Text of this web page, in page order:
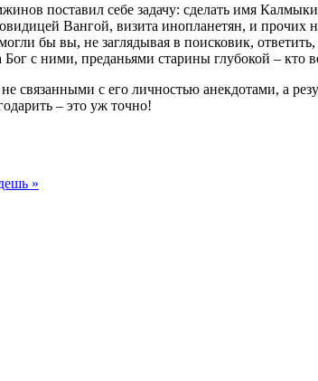
поставил себе задачу: сделать имя
Вангой, визита инопланетян, и прочих
бы вы, не заглядывая в поисковик, ответить,
с ними, преданьями старины глубокой – кто
связанными с его личностью анекдотами, а
– это уж точно!
»